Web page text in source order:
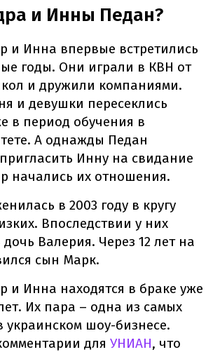
и Инны Педан?
и Инна впервые встретились
годы. Они играли в КВН от
и дружили компаниями.
и девушки пересеклись
в период обучения в
А однажды Педан
Инну на свидание
начались их отношения.
в 2003 году в кругу
Впоследствии у них
Валерия. Через 12 лет на
сын Марк.
и Инна находятся в браке уже
Их пара – одна из самых
украинском шоу-бизнесе.
дляУНИАН, что